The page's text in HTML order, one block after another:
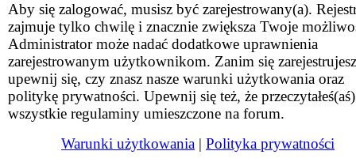
Aby się zalogować, musisz być zarejestrowany(a).
zajmuje tylko chwilę i znacznie zwiększa Twoje
Administrator może nadać dodatkowe uprawnienia
zarejestrowanym użytkownikom. Zanim się
upewnij się, czy znasz nasze warunki użytkowania oraz
politykę prywatności. Upewnij się też, że przeczytałeś(aś)
wszystkie regulaminy umieszczone na forum.
Warunki użytkowania | Polityka prywatności